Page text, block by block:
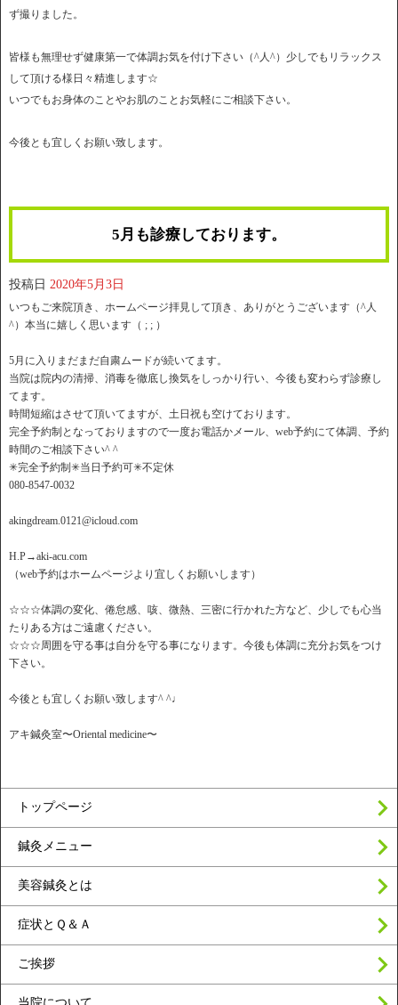
ず撮りました。
皆様も無理せず健康第一で体調お気を付け下さい（^人^）少しでもリラックス
して頂ける様日々精進します☆
いつでもお身体のことやお肌のことお気軽にご相談下さい。
今後とも宜しくお願い致します。
5月も診療しております。
投稿日 2020年5月3日
いつもご来院頂き、ホームページ拝見して頂き、ありがとうございます（^人
^）本当に嬉しく思います（ ; ; ）
5月に入りまだまだ自粛ムードが続いてます。
当院は院内の清掃、消毒を徹底し換気をしっかり行い、今後も変わらず診療し
てます。
時間短縮はさせて頂いてますが、土日祝も空けております。
完全予約制となっておりますので一度お電話かメール、web予約にて体調、予約
時間のご相談下さい^ ^
✳︎完全予約制✳︎当日予約可✳︎不定休
080-8547-0032
akingdream.0121@icloud.com
H.P→aki-acu.com
（web予約はホームページより宜しくお願いします）
☆☆☆体調の変化、倦怠感、咳、微熱、三密に行かれた方など、少しでも心当
たりある方はご遠慮ください。
☆☆☆周囲を守る事は自分を守る事になります。今後も体調に充分お気をつけ
下さい。
今後とも宜しくお願い致します^ ^♩
アキ鍼灸室〜Oriental medicine〜
トップページ
鍼灸メニュー
美容鍼灸とは
症状とＱ＆Ａ
ご挨拶